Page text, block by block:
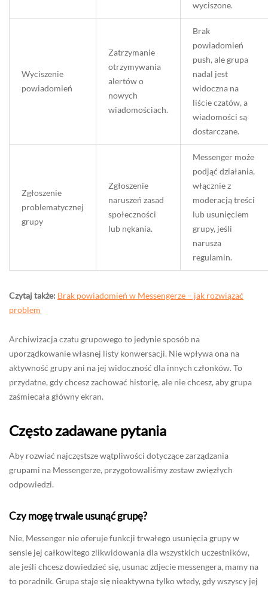
wyciszone.
Wyciszenie
powiadomień
Zatrzymanie
otrzymywania
alertów o
nowych
wiadomościach.
Brak
powiadomień
push, ale grupa
nadal jest
widoczna na
liście czatów, a
wiadomości są
dostarczane.
Zgłoszenie
problematycznej
grupy
Zgłoszenie
naruszeń zasad
społeczności
lub nękania.
Messenger może
podjąć działania,
włącznie z
moderacją treści
lub usunięciem
grupy, jeśli
narusza
regulamin.
Czytaj także: Brak powiadomień w Messengerze – jak rozwiązać
problem
Archiwizacja czatu grupowego to jedynie sposób na
uporządkowanie własnej listy konwersacji. Nie wpływa ona na
aktywność grupy ani na jej widoczność dla innych członków. To
przydatne, gdy chcesz zachować historię, ale nie chcesz, aby grupa
zaśmiecała główny ekran.
Często zadawane pytania
Aby rozwiać najczęstsze wątpliwości dotyczące zarządzania
grupami na Messengerze, przygotowaliśmy zestaw zwięzłych
odpowiedzi.
Czy mogę trwale usunąć grupę?
Nie, Messenger nie oferuje funkcji trwałego usunięcia grupy w
sensie jej całkowitego zlikwidowania dla wszystkich uczestników,
ale jeśli chcesz dowiedzieć się, usunac zdjecie messengera, mamy na
to poradnik. Grupa staje się nieaktywna tylko wtedy, gdy wszyscy jej